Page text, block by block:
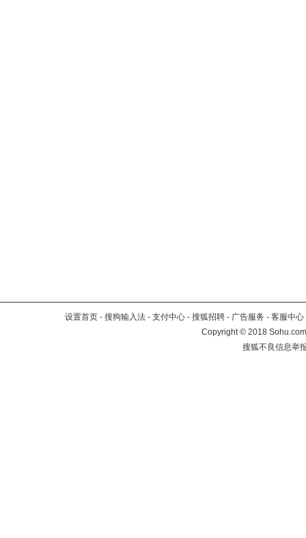
设置首页 - 搜狗输入法 - 支付中心 - 搜狐招聘 - 广告服务 - 客服中心
Copyright©2018
搜狐不良信息举